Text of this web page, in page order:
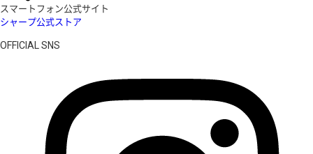
スマートフォン公式サイト
シャープ公式ストア
OFFICIAL SNS